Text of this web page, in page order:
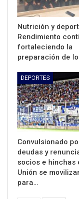
Nutrición y
Rendimiento
fortaleciendo la
preparación de
DEPORTES
Convulsionado
deudas y
socios e hinchas
Unión se
para…